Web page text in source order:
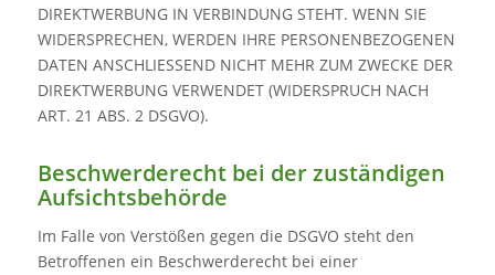
DIREKTWERBUNG IN VERBINDUNG STEHT. WENN SIE
WIDERSPRECHEN, WERDEN IHRE PERSONENBEZOGENEN
DATEN ANSCHLIESSEND NICHT MEHR ZUM ZWECKE DER
DIREKTWERBUNG VERWENDET (WIDERSPRUCH NACH
ART. 21 ABS. 2 DSGVO).
Beschwerde­recht bei der zuständigen
Aufsichts­behörde
Im Falle von Verstößen gegen die DSGVO steht den
Betroffenen ein Beschwerderecht bei einer